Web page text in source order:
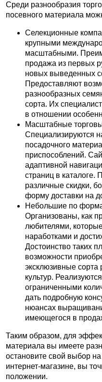
Среди разнообразия
посевного материала
Селекционные
крупными
масштабными.
продажа из первых
новых выведенных
Предоставляют
разнообразных
сорта. Их
в отношении
Масштабные
Специализируются
посадочного
приспособлений.
адаптивной
страниц в каталоге.
различные скидки,
форму доставки на
Небольшие по
Организованы, как
любителями,
наработками и
Достоинство таких
возможности
эксклюзивные сорта
культур.
ограниченными
дать подробную
нюансах
имеющегося в
Таким образом, для
материала вы имеете
остановите свой выбор
интернет-магазине, вы
положении.